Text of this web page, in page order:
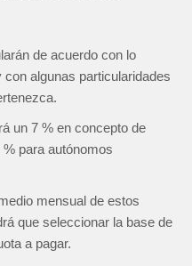
de acuerdo con lo
algunas particularidades
un 7 % en concepto de
para autónomos
mensual de estos
que seleccionar la base de
a pagar.